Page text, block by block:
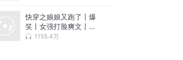
快穿之娘娘又跑了丨爆
笑丨女强打脸爽文丨黑
化丨穿越小说丨多人有
1155.4万